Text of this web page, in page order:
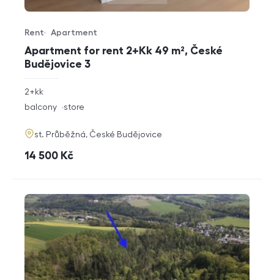
Apartment for rent 2+Kk 49 m², České
Budějovice 3
Offer type
Rent
Property type
Apartment
rozměry
disposition
2+kk
funkce
balcony store
adresa
st. Průběžná, České Budějovice
cena
14 500 Kč